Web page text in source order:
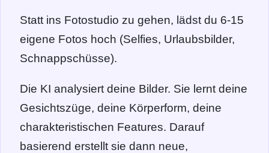
Statt ins Fotostudio zu gehen, lädst du 6-15
eigene Fotos hoch (Selfies, Urlaubsbilder,
Schnappschüsse).
Die KI analysiert deine Bilder. Sie lernt deine
Gesichtszüge, deine Körperform, deine
charakteristischen Features. Darauf
basierend erstellt sie dann neue,